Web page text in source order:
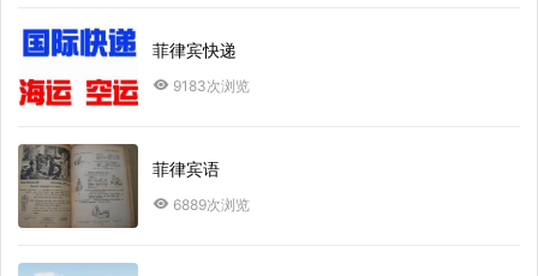
菲律宾快递
9183次浏览
菲律宾语
6889次浏览